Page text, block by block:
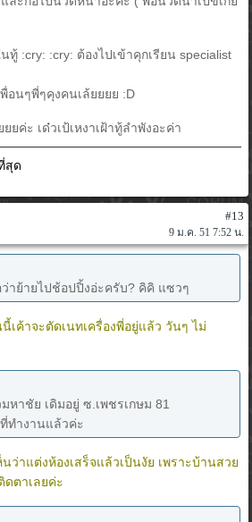
ทู้ :cry: :cry: ต้องไปเข้าคุกเรียน specialist
อนๆพี่ๆคุงคนเล้ยยยย :D
ยค่ะ เด๋วเป้เหงาเฝ้าทู้ลำพังอะค่า
สุด
#13
9 ม.ค. 51 7:52 น.
าย้ายไปช้อปปิ้งอ่ะครับ? คิคิ แซวๆ
เค้าจะตัดเนทเครื่องพี่อยู่แล้ว วันๆ ไม่
หาชัย เดิมอยู่ ซ.เพชรเกษม 81
ทำงานแล้วค่ะ
ว่าแต่งห้องเสร็จแล้วเป็นงัย เพราะบ้านสวย
ดตาเลยค่ะ